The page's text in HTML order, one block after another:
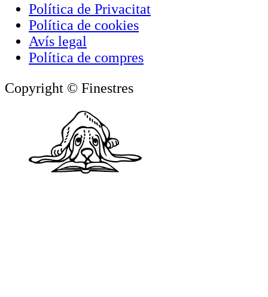
Política de Privacitat
Política de cookies
Avís legal
Política de compres
Copyright © Finestres